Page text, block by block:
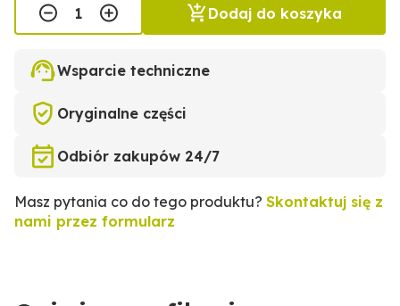
Dodaj do koszyka
Wsparcie techniczne
Oryginalne części
Odbiór zakupów 24/7
Masz pytania co do tego produktu? Skontaktuj się z
nami przez formularz